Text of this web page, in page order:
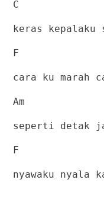
C
keras kepalaku
F
cara ku marah
Am
seperti detak
F
nyawaku nyala